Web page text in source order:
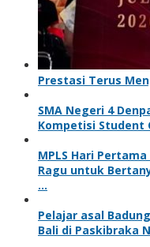
Prestasi Terus
SMA Negeri 4
Kompetisi Student
MPLS Hari
Ragu untuk
…
Pelajar asal
Bali di Paskibraka